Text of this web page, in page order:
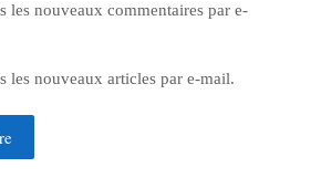
les nouveaux commentaires par e-
les nouveaux articles par e-mail.